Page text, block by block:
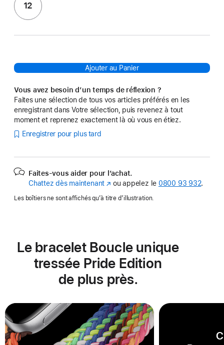
12
Ajouter au Panier
Vous avez besoin d’un temps de réflexion ?
Faites une sélection de tous vos articles préférés en les
enregistrant dans Votre sélection, puis revenez à tout
moment et reprenez exactement là où vous en étiez.
Enregistrer pour plus tard
Faites-vous aider pour l’achat.
Chattez dès maintenant (s’ouvre
une
ou appelez le 0800 93 932.
Les boîtiers ne sont affichés qu’à titre d’illustration.
Le bracelet Boucle unique
tressée Pride Edition
de plus près.